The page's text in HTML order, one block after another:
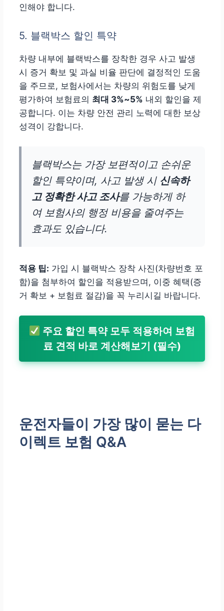
인해야 합니다.
5. 블랙박스 할인 특약
차량 내부에 블랙박스를 장착한 경우 사고 발생
시 증거 확보 및 과실 비율 판단에 결정적인 도움
을 주므로, 보험사에서는 차량의 위험도를 낮게
평가하여 보험료의 최대 3%~5% 내외 할인을 제
공합니다. 이는 차량 안전 관리 노력에 대한 보상
성격이 강합니다.
블랙박스는 가장 보편적이고 손쉬운
할인 특약이며, 사고 발생 시 신속하
고 정확한 사고 조사를 가능하게 하
여 보험사의 행정 비용을 줄여주는
효과도 있습니다.
적용 팁: 가입 시 블랙박스 장착 사진(차량번호 포
함)을 첨부하여 할인을 적용받으며, 이중 혜택(증
거 확보 + 보험료 절감)을 꼭 누리시길 바랍니다.
주요 할인 특약 모두 적용하여 보험
료 견적 바로 계산해보기 (필수)
운전자들이 가장 많이 묻는 다
이렉트 보험 Q&A